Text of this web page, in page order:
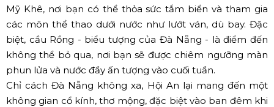
Mỹ Khê, nơi bạn có thể thỏa sức tắm biển và tham gia
các môn thể thao dưới nước như lướt ván, dù bay. Đặc
biệt, cầu Rồng - biểu tượng của Đà Nẵng - là điểm đến
không thể bỏ qua, nơi bạn sẽ được chiêm ngưỡng màn
phun lửa và nước đầy ấn tượng vào cuối tuần.
Chỉ cách Đà Nẵng không xa, Hội An lại mang đến một
không gian cổ kính, thơ mộng, đặc biệt vào ban đêm khi